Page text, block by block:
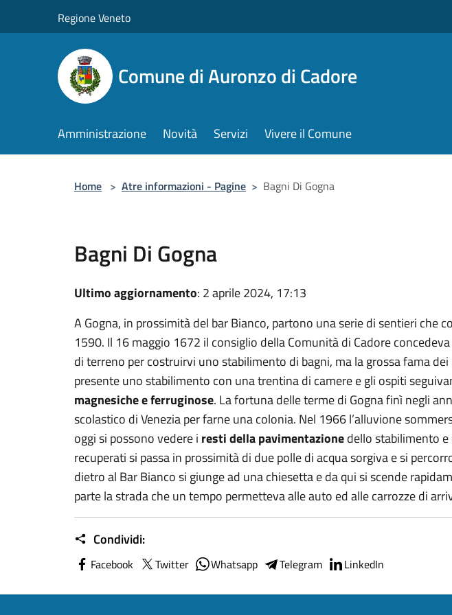
Regione Veneto
Comune di Auronzo di Cadore
Amministrazione Novità Servizi Vivere il Comune
Home > Atre informazioni - Pagine > Bagni Di Gogna
Bagni Di Gogna
Ultimo aggiornamento: 2 aprile 2024, 17:13
A Gogna, in prossimità del bar Bianco, partono una serie di sentieri che
1590. Il 16 maggio 1672 il consiglio della Comunità di Cadore
di terreno per costruirvi uno stabilimento di bagni, ma la grossa fama
presente uno stabilimento con una trentina di camere e gli ospiti
magnesiche e ferruginose. La fortuna delle terme di Gogna finì negli
scolastico di Venezia per farne una colonia. Nel 1966 l’alluvione
oggi si possono vedere i resti della pavimentazionedello stabilimento
recuperati si passa in prossimità di due polle di acqua sorgiva e si
dietro al Bar Bianco si giunge ad una chiesetta e da qui si scende
parte la strada che un tempo permetteva alle auto ed alle carrozze di
Condividi:
Facebook Twitter Whatsapp Telegram LinkedIn